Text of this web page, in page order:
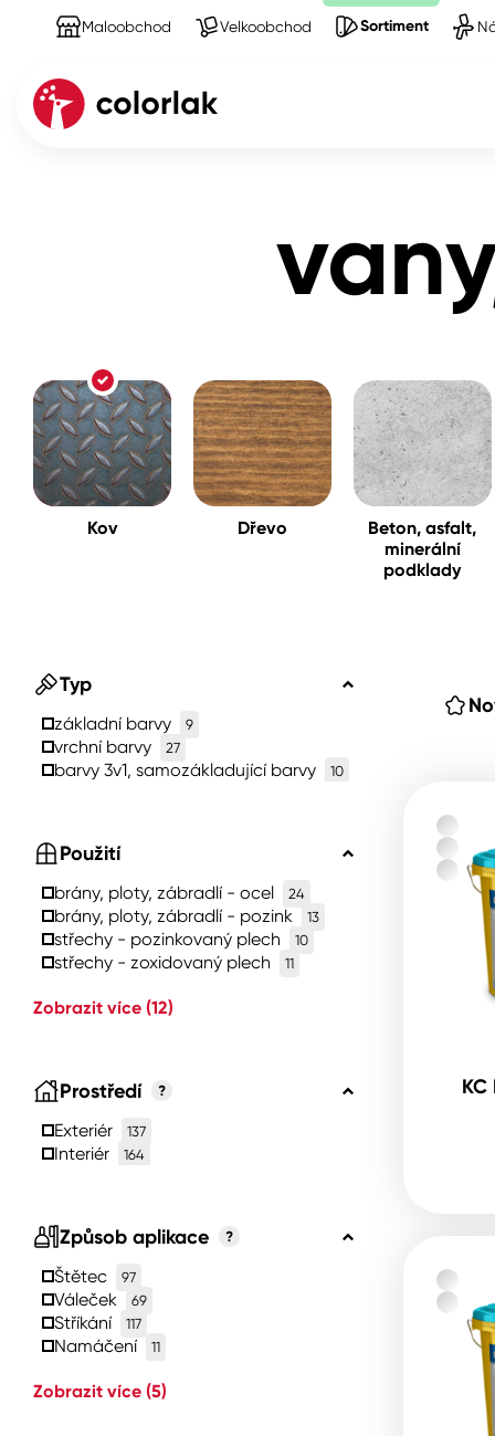
Maloobchod Velkoobchod Sortiment
Dřevo
Beton, asfalt, minerální
Stěny
Fasády
Kov Dřevo
Beton, asfalt,
minerální
podklady
Typ
základní barvy 9
vrchní barvy 27
barvy 3v1, samozákladující barvy 10
Použití
brány, ploty, zábradlí - ocel 24
brány, ploty, zábradlí - pozink 13
střechy - pozinkovaný plech 10
střechy - zoxidovaný plech 11
Zobrazit více (12)
Prostředí ?
Exteriér 137
Interiér 164
Způsob aplikace ?
Štětec 97
Váleček 69
Stříkání 117
Namáčení 11
Zobrazit více (5)
KC